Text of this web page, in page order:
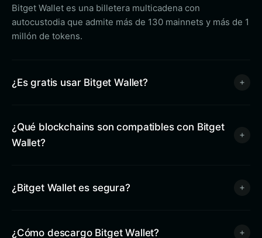
Bitget Wallet es una billetera multicadena con
autocustodia que admite más de 130 mainnets y más de 1
millón de tokens.
¿Es gratis usar Bitget Wallet?
¿Qué blockchains son compatibles con Bitget
Wallet?
¿Bitget Wallet es segura?
¿Cómo descargo Bitget Wallet?